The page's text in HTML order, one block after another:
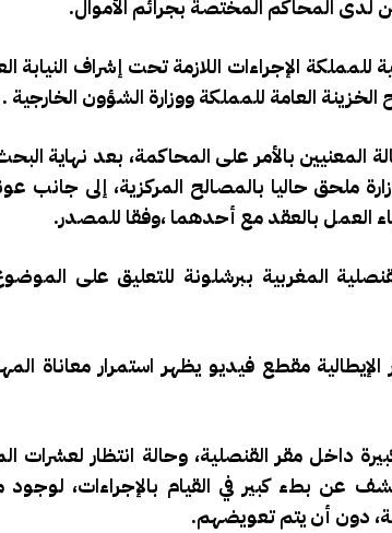
لدى المحاكم المختصة بجرائم الأموال.
الإجراءات اللازمة تحت إشراف النيابة
العامة للمملكة ووزارة الشؤون الخارجية .
المعنيين بالأمر على المحاكمة، بعد نهاية
ملحق حاليا بالمصالح المركزية، إلى جانب
العمل بالعقد مع أحدهما ،وفقا للمصدر.
المغربية ببرشلونة للتعليق على
مقطع فيديو يظهر استمرار معاناة
داخل مقر القنصلية، وحالة انتظار لعشرات
عن بطء كبير في القيام بالإجراءات،
دون أن يتم تعويضهم.